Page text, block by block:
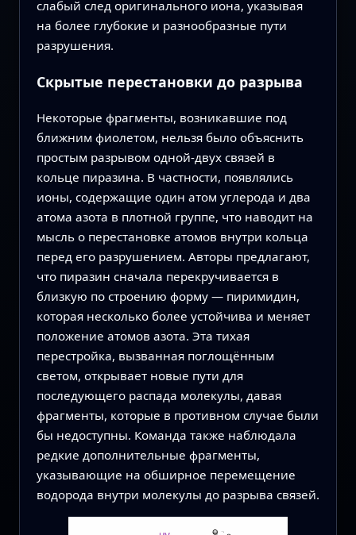
слабый след оригинального иона, указывая
на более глубокие и разнообразные пути
разрушения.
Скрытые перестановки до разрыва
Некоторые фрагменты, возникавшие под
ближним фиолетом, нельзя было объяснить
простым разрывом одной-двух связей в
кольце пиразина. В частности, появлялись
ионы, содержащие один атом углерода и два
атома азота в плотной группе, что наводит на
мысль о перестановке атомов внутри кольца
перед его разрушением. Авторы предлагают,
что пиразин сначала перекручивается в
близкую по строению форму — пиримидин,
которая несколько более устойчива и меняет
положение атомов азота. Эта тихая
перестройка, вызванная поглощённым
светом, открывает новые пути для
последующего распада молекулы, давая
фрагменты, которые в противном случае были
бы недоступны. Команда также наблюдала
редкие дополнительные фрагменты,
указывающие на обширное перемещение
водорода внутри молекулы до разрыва связей.